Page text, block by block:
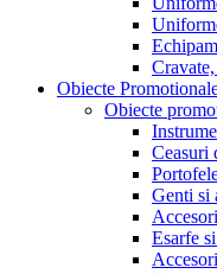
Obiecte
Obiecte
Ceasuri
Genti si
Esarfe